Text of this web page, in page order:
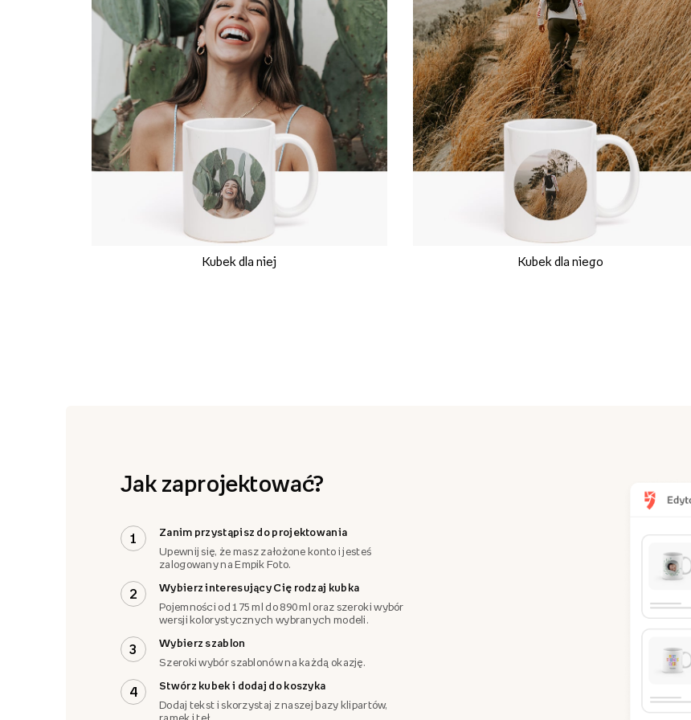
Kubek dla niej Kubek dla niego
Jak zaprojektować?
1
Zanim przystąpisz do projektowania
Upewnij się, że masz założone konto i jesteś
zalogowany na Empik Foto.
2
Wybierz interesujący Cię rodzaj kubka
Pojemności od 175 ml do 890 ml oraz szeroki wybór
wersji kolorystycznych wybranych modeli.
3
Wybierz szablon
Szeroki wybór szablonów na każdą okazję.
4
Stwórz kubek i dodaj do koszyka
Dodaj tekst i skorzystaj z naszej bazy klipartów,
ramek i teł.